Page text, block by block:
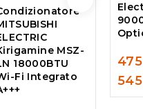
MSZ-
18000BTU
Fi Integrato
out
of